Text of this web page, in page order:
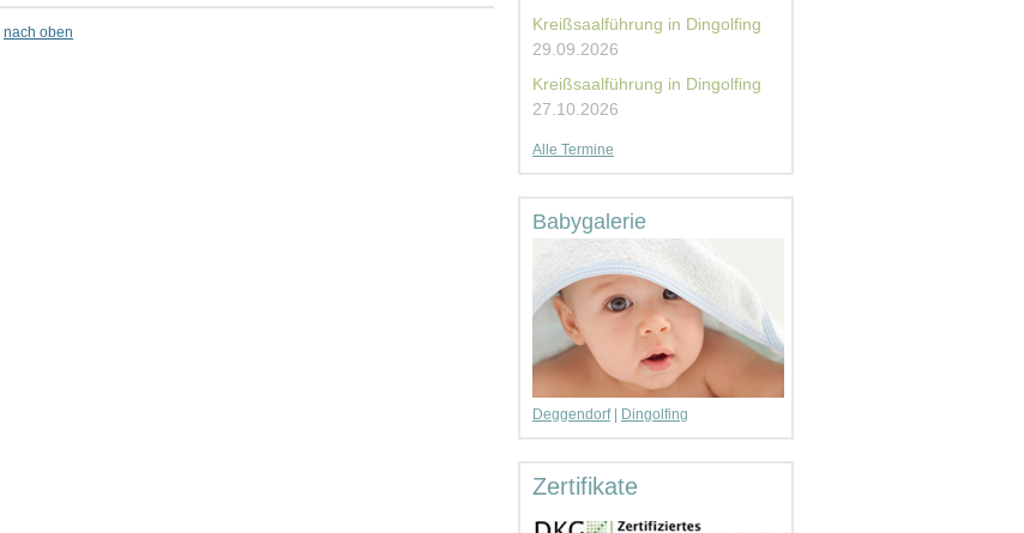
nach oben
Kreißsaalführung in Dingolfing
29.09.2026
Kreißsaalführung in Dingolfing
27.10.2026
Alle Termine
Babygalerie
Deggendorf| Dingolfing
Zertifikate